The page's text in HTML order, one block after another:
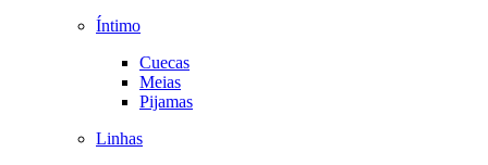
Íntimo
Cuecas
Meias
Pijamas
Linhas